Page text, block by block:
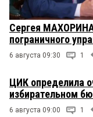
Сергея
пограничного
6 августа 09:30 1
ЦИК определила
избирательном
6 августа 09:00 1